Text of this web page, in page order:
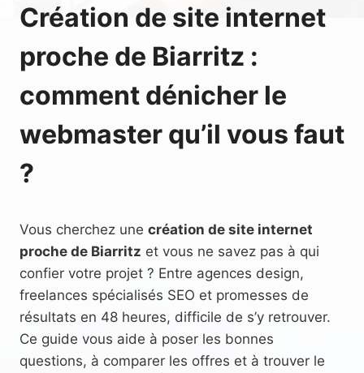
Création de site internet
proche de Biarritz :
comment dénicher le
webmaster qu’il vous faut
?
Vous cherchez une création de site internet
proche de Biarritz et vous ne savez pas à qui
confier votre projet ? Entre agences design,
freelances spécialisés SEO et promesses de
résultats en 48 heures, difficile de s’y retrouver.
Ce guide vous aide à poser les bonnes
questions, à comparer les offres et à trouver le